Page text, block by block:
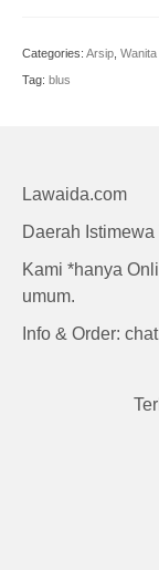
Craft
Categories: Arsip, Wanita
Tag: blus
Lawaida.com
Daerah
Kami *hanya
umum.
Info & Order: